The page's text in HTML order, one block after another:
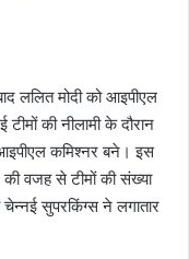
ललित मोदी को आइपीएल
की नीलामी के दौरान
कमिश्नर बने। इस
वजह से टीमों की संख्या
चेन्नई सुपरकिंग्स ने लगातार